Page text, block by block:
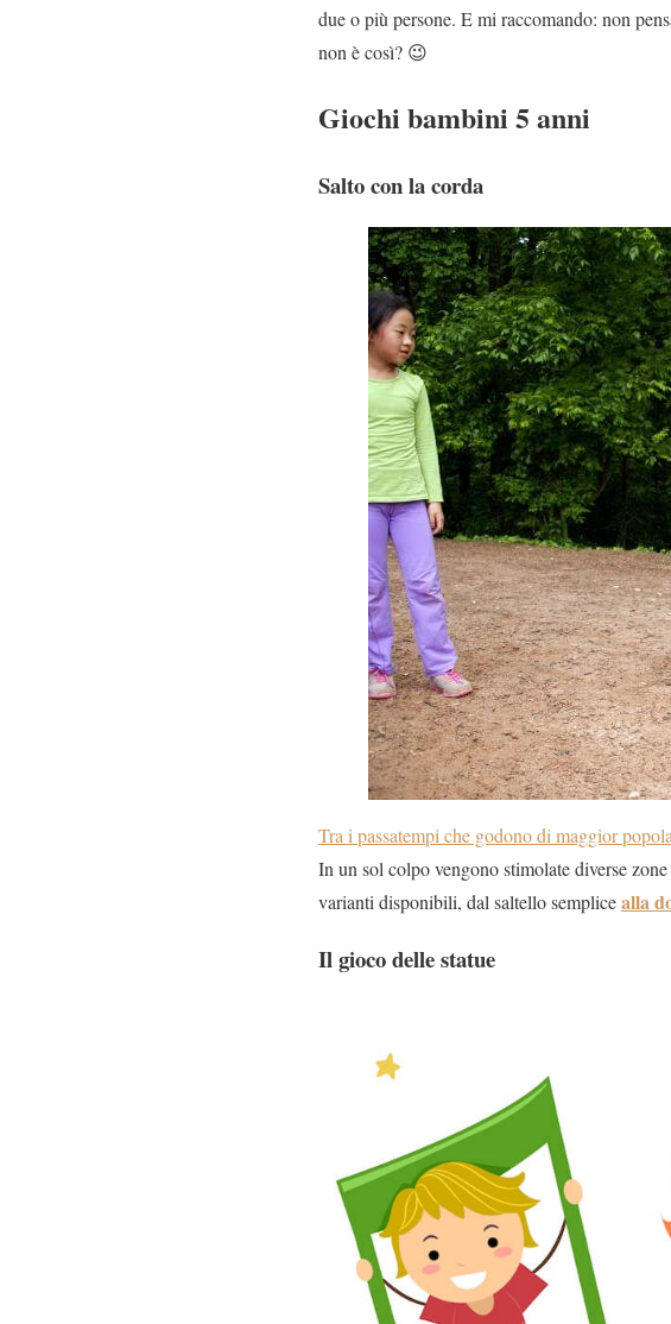
due o più persone. E mi raccomando: non
non è così? 😉
Giochi bambini 5 anni
Salto con la corda
Tra i passatempi che godono di maggior
In un sol colpo vengono stimolate diverse
varianti disponibili, dal saltello semplicealla
Il gioco delle statue